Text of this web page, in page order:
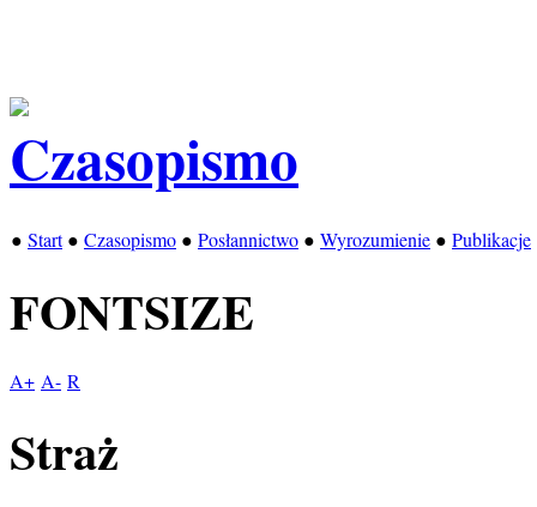
● Start● Czasopismo ● Posłannictwo ● Wyrozumienie ● Publikacje
FONTSIZE
A+ A- R
Straż